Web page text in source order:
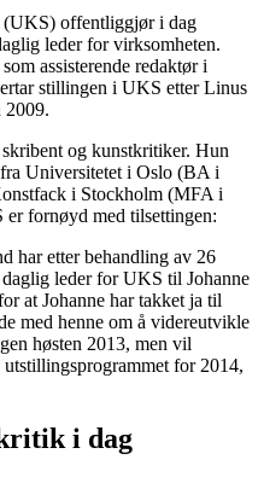
(UKS) offentliggjør i dag
leder for virksomheten.
assisterende redaktør i
stillingen i UKS etter Linus
2009.
og kunstkritiker. Hun
Universitetet i Oslo (BA i
i Stockholm (MFA i
fornøyd med tilsettingen:
har etter behandling av 26
leder for UKS til Johanne
at Johanne har takket ja til
med henne om å videreutvikle
høsten 2013, men vil
for 2014,
i dag